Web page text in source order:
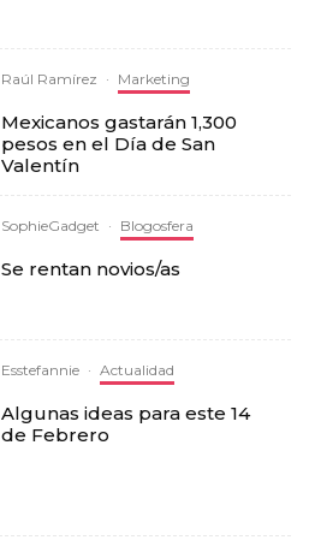
Raúl Ramírez · Marketing
Mexicanos gastarán 1,300
pesos en el Día de San
Valentín
SophieGadget · Blogosfera
Se rentan novios/as
Esstefannie · Actualidad
Algunas ideas para este 14
de Febrero